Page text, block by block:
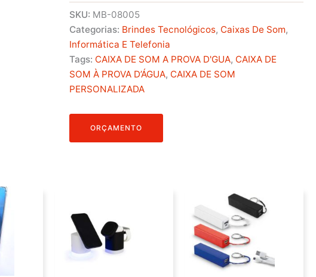
SKU: MB-08005
Categorias: Brindes Tecnológicos, Caixas De Som,
Informática E Telefonia
Tags: CAIXA DE SOM A PROVA D'GUA, CAIXA DE
SOM À PROVA D’ÁGUA, CAIXA DE SOM
PERSONALIZADA
ORÇAMENTO